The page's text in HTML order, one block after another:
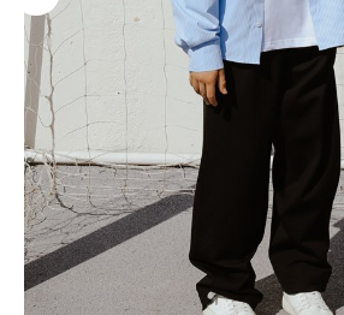
Политика конфиденциальности сайт разработан @st_malugina
WhatsApp Вконтакте